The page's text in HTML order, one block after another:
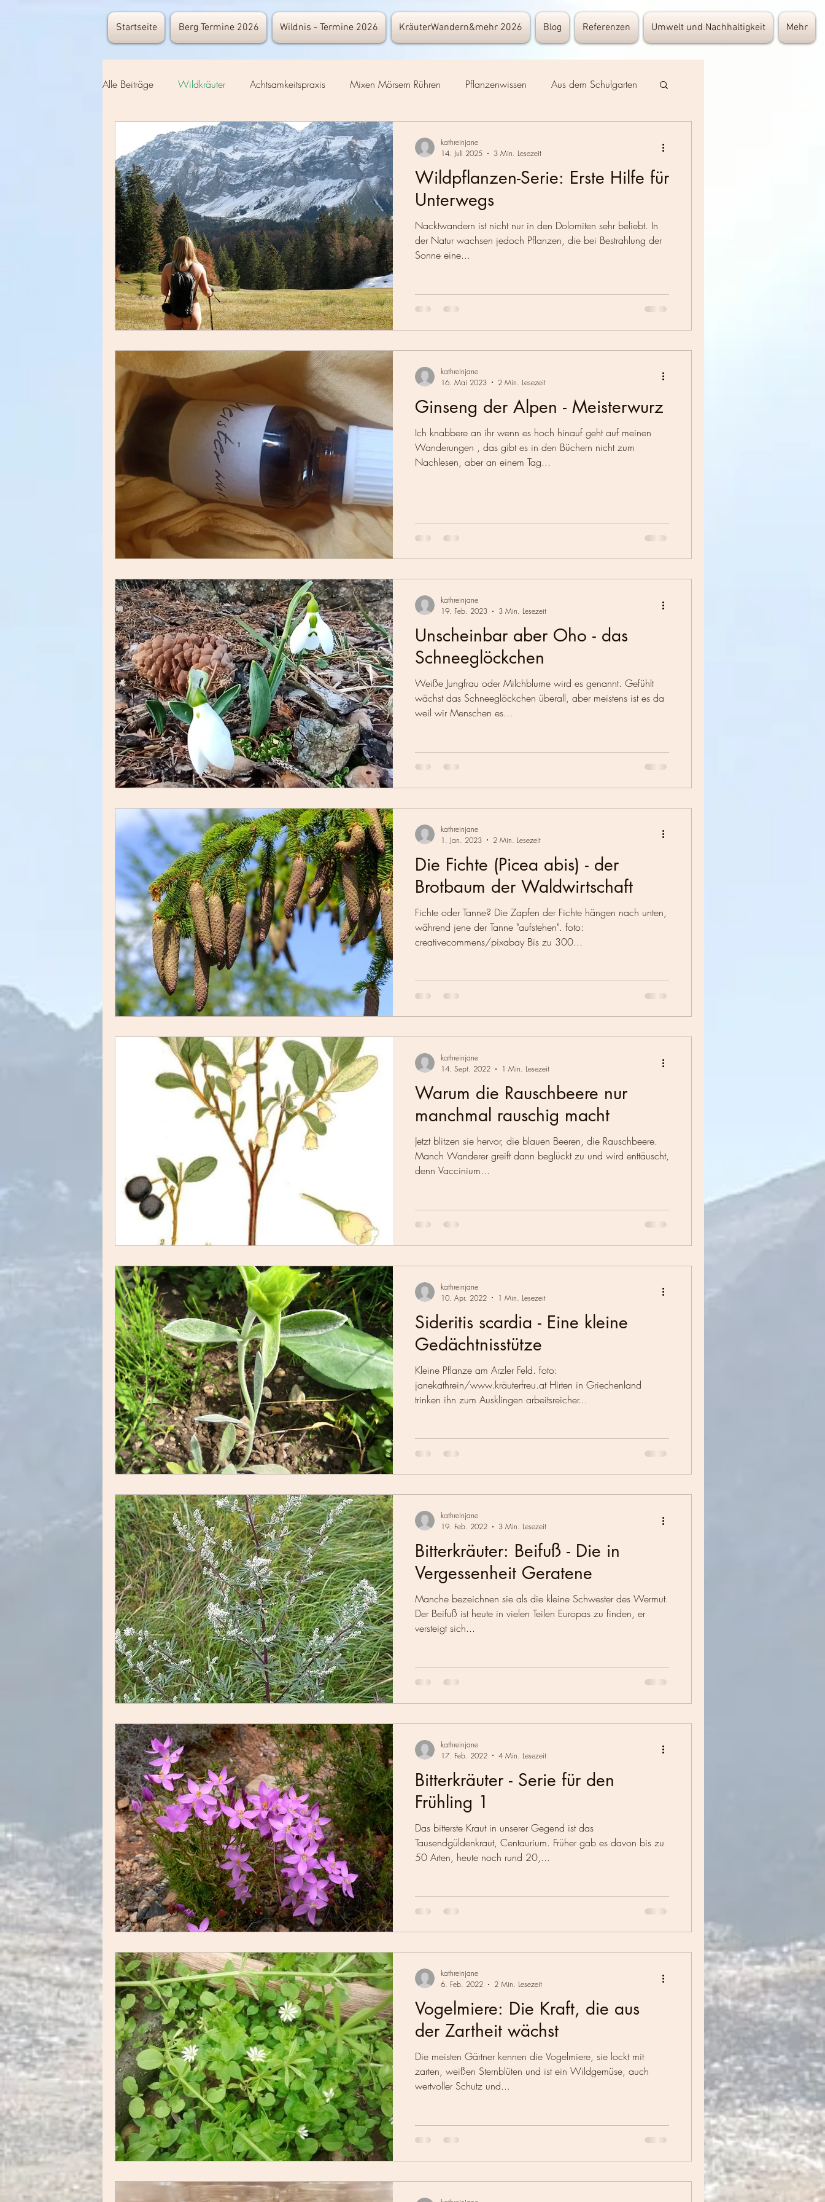
Startseite Berg Termine 2026 Wildnis - Termine 2026 KräuterWandern&mehr 2026 Blog Referenzen Umwelt und Nachhaltigkeit Mehr
Alle Beiträge Wildkräuter Achtsamkeitspraxis Mixen Mörsern Rühren Pflanzenwissen Aus dem Schulgarten
Keimen Wachsen Kräuterkundige Nützliches Nachhaltigkeit
Eltern-Tipps für die Draußenzeit Schneeschuhwandern Ernaehrung Ausrüstung Naturschutz
Historisches Wander-Knowhow
Wildpflanzen-Serie: Erste Hilfe für
Unterwegs
Nacktwandern ist nicht nur in den Dolomiten sehr beliebt. In
der Natur wachsen jedoch Pflanzen, die bei Bestrahlung der
Sonne eine...
kathreinjane
14. Juli 2025
3 Min. Lesezeit
Ginseng der Alpen - Meisterwurz
Ich knabbere an ihr wenn es hoch hinauf geht auf meinen
Wanderungen , das gibt es in den Büchern nicht zum
Nachlesen, aber an einem Tag...
kathreinjane
16. Mai 2023
2 Min. Lesezeit
Unscheinbar aber Oho - das
Schneeglöckchen
Weiße Jungfrau oder Milchblume wird es genannt. Gefühlt
wächst das Schneeglöckchen überall, aber meistens ist es da
weil wir Menschen es...
kathreinjane
19. Feb. 2023
3 Min. Lesezeit
Die Fichte (Picea abis) - der
Brotbaum der Waldwirtschaft
Fichte oder Tanne? Die Zapfen der Fichte hängen nach unten,
während jene der Tanne "aufstehen". foto:
creativecommens/pixabay Bis zu 300...
kathreinjane
1. Jan. 2023
2 Min. Lesezeit
Warum die Rauschbeere nur
manchmal rauschig macht
Jetzt blitzen sie hervor, die blauen Beeren, die Rauschbeere.
Manch Wanderer greift dann beglückt zu und wird enttäuscht,
denn Vaccinium...
kathreinjane
14. Sept. 2022
1 Min. Lesezeit
Sideritis scardia - Eine kleine
Gedächtnisstütze
Kleine Pflanze am Arzler Feld. foto:
janekathrein/www.kräuterfreu.at Hirten in Griechenland
trinken ihn zum Ausklingen arbeitsreicher...
kathreinjane
10. Apr. 2022
1 Min. Lesezeit
Bitterkräuter: Beifuß - Die in
Vergessenheit Geratene
Manche bezeichnen sie als die kleine Schwester des Wermut.
Der Beifuß ist heute in vielen Teilen Europas zu finden, er
versteigt sich...
kathreinjane
19. Feb. 2022
3 Min. Lesezeit
Bitterkräuter - Serie für den
Frühling 1
Das bitterste Kraut in unserer Gegend ist das
Tausendgüldenkraut, Centaurium. Früher gab es davon bis zu
50 Arten, heute noch rund 20,...
kathreinjane
17. Feb. 2022
4 Min. Lesezeit
Vogelmiere: Die Kraft, die aus
der Zartheit wächst
Die meisten Gärtner kennen die Vogelmiere, sie lockt mit
zarten, weißen Sternblüten und ist ein Wildgemüse, auch
wertvoller Schutz und...
kathreinjane
6. Feb. 2022
2 Min. Lesezeit